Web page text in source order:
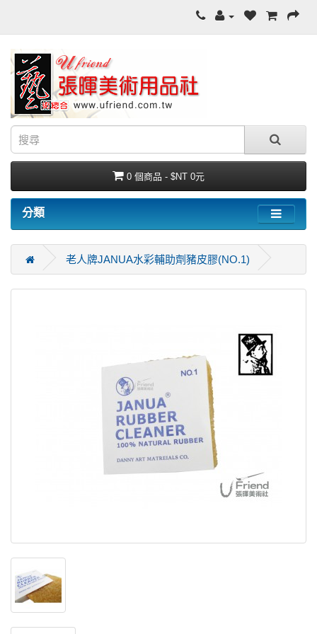
0 個商品 - $NT 0元
分類
老人牌JANUA水彩輔助劑豬皮膠(NO.1)